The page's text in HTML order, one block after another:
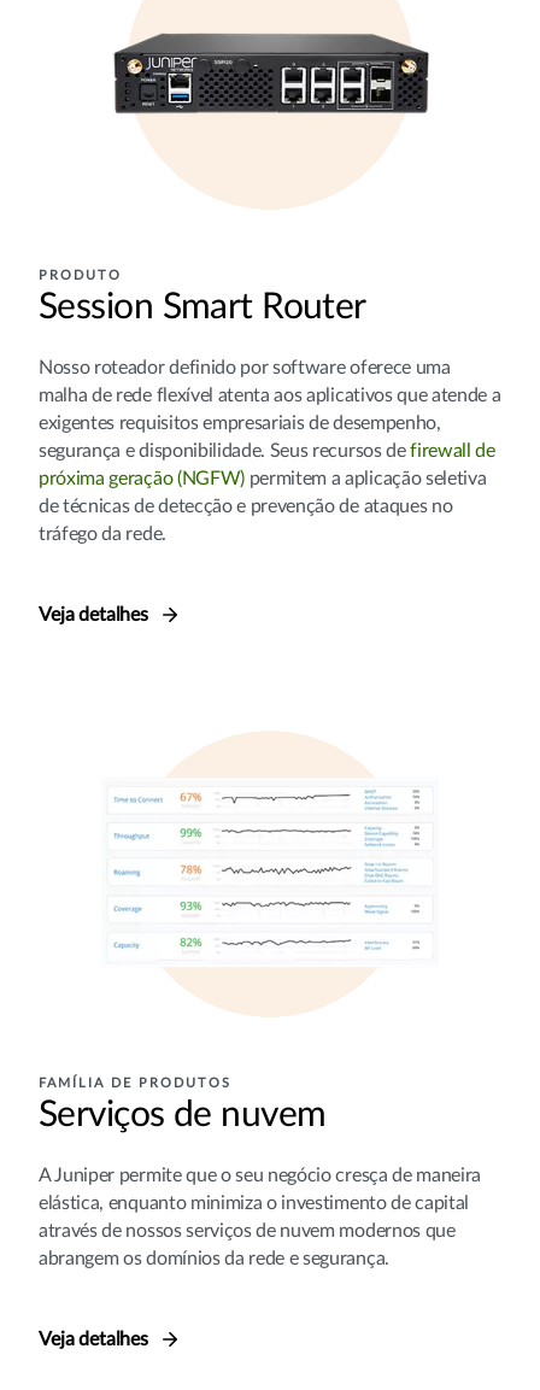
PRODUTO
Session Smart Router
Nosso roteador definido por software oferece uma
malha de rede flexível atenta aos aplicativos que atende a
exigentes requisitos empresariais de desempenho,
segurança e disponibilidade. Seus recursos defirewall de
próxima geração (NGFW)permitem a aplicação seletiva
de técnicas de detecção e prevenção de ataques no
tráfego da rede.
Veja detalhes
FAMÍLIA DE PRODUTOS
Serviços de nuvem
A Juniper permite que o seu negócio cresça de maneira
elástica, enquanto minimiza o investimento de capital
através de nossos serviços de nuvem modernos que
abrangem os domínios da rede e segurança.
Veja detalhes